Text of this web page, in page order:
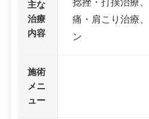
主な
治療
内容
痛・肩こり治療
ン
施術
メニ
ュー